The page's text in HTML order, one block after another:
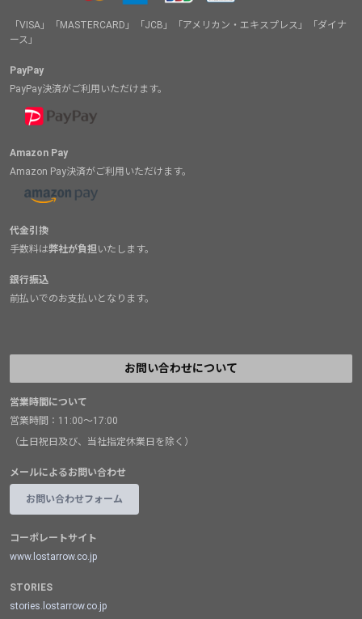
「VISA」「MASTERCARD」「JCB」「アメリカン・エキスプレス」「ダイナ
ース」
PayPay
PayPay決済がご利用いただけます。
Amazon Pay
Amazon Pay決済がご利用いただけます。
代金引換
手数料は弊社が負担いたします。
銀行振込
前払いでのお支払いとなります。
お問い合わせについて
営業時間について
営業時間：11:00～17:00
（土日祝日及び、当社指定休業日を除く）
メールによるお問い合わせ
お問い合わせフォーム
コーポレートサイト
www.lostarrow.co.jp
STORIES
stories.lostarrow.co.jp